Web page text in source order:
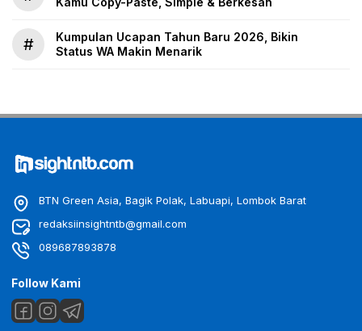
#
Kumpulan Ucapan Tahun Baru 2026, Bikin
Status WA Makin Menarik
BTN Green Asia, Bagik Polak, Labuapi, Lombok Barat
redaksiinsightntb@gmail.com
089687893878
Follow Kami